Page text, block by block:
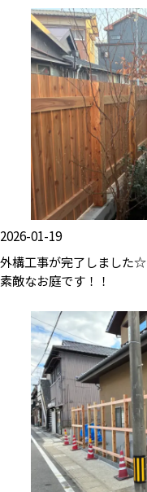
2026-01-19
外構工事が完了しました☆
素敵なお庭です！！